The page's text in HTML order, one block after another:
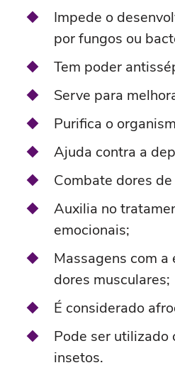
Impede o
por fungos ou
Tem poder
Serve para
Purifica o
Ajuda contra a
Combate dores
Auxilia no
emocionais;
Massagens com a
dores musculares;
É considerado
Pode ser utilizado
insetos.